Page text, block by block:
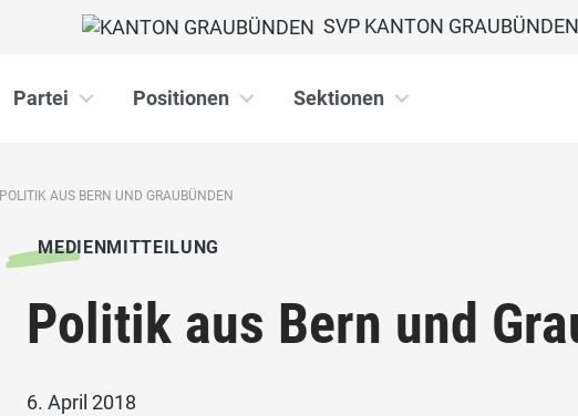
SVP KANTON GRAUBÜNDEN
Partei Positionen Sektionen
POLITIK AUS BERN UND GRAUBÜNDEN
MEDIENMITTEILUNG
Politik aus Bern und
6. April 2018